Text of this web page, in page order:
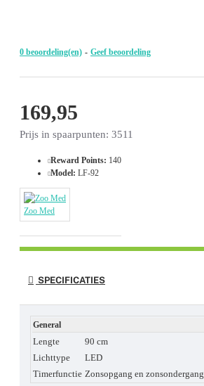
0 beoordeling(en) - Geef beoordeling
169,95
Prijs in spaarpunten: 3511
Reward Points: 140
Model: LF-92
Zoo Med
SPECIFICATIES
General
Lengte
90 cm
Lichttype
LED
Timerfunctie Zonsopgang en zonsondergang